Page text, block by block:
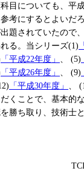
目についても、平
考にするとよいだ
題されていたので
る。当シリーズ(1)
「平成22年度」 、 (5)
「平成26年度」 、 (9)
「平成30年度」 、
くことで、基本的
勝ち取り、技術士